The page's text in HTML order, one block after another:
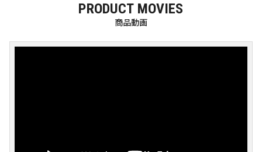
PRODUCT MOVIES
商品動画